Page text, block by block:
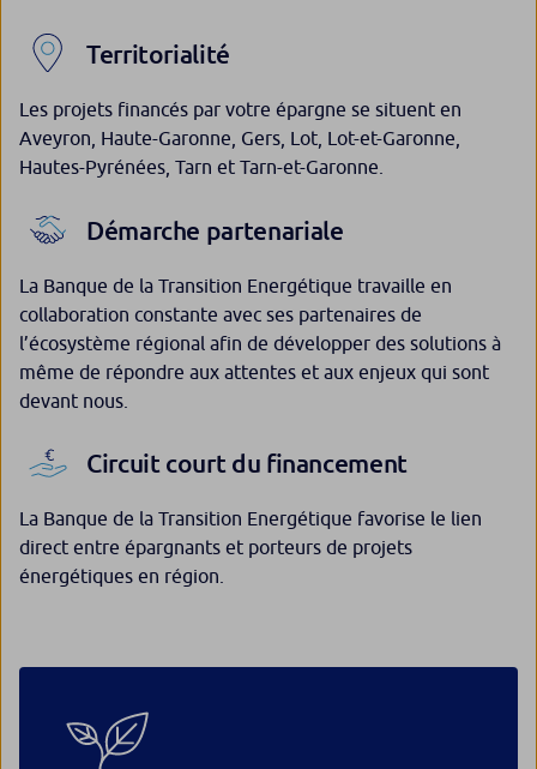
Territorialité
Les projets financés par votre épargne se situent en
Aveyron, Haute-Garonne, Gers, Lot, Lot-et-Garonne,
Hautes-Pyrénées, Tarn et Tarn-et-Garonne.
Démarche partenariale
La Banque de la Transition Energétique travaille en
collaboration constante avec ses partenaires de
l’écosystème régional afin de développer des solutions à
même de répondre aux attentes et aux enjeux qui sont
devant nous.
Circuit court du financement
La Banque de la Transition Energétique favorise le lien
direct entre épargnants et porteurs de projets
énergétiques en région.